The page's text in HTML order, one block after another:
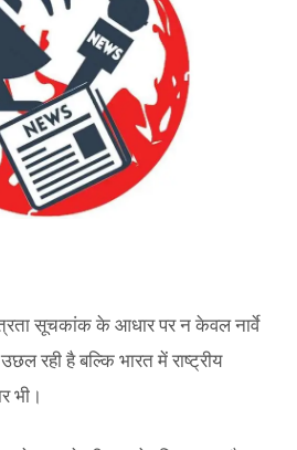
सूचकांक के आधार पर न केवल नार्वे
रही है बल्कि भारत में राष्ट्रीय
भी।